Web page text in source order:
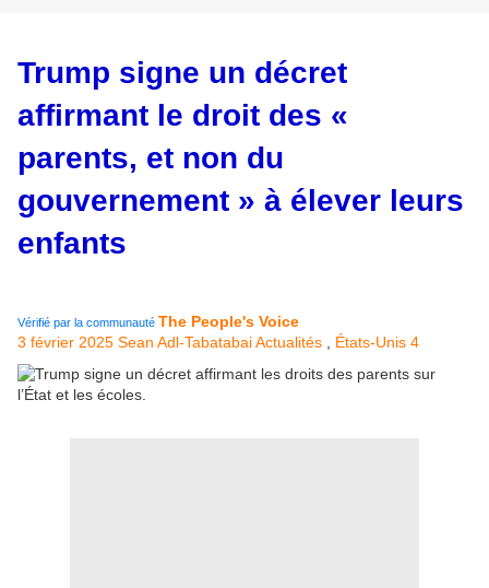
Trump signe un décret
affirmant le droit des «
parents, et non du
gouvernement » à élever leurs
enfants
Vérifié par la communauté The People's Voice
3 février 2025 Sean Adl-TabatabaiActualités États-Unis 4